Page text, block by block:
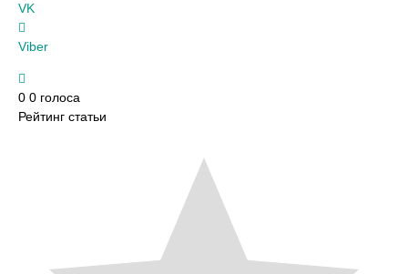
VK
Viber
0 0 голоса
Рейтинг статьи